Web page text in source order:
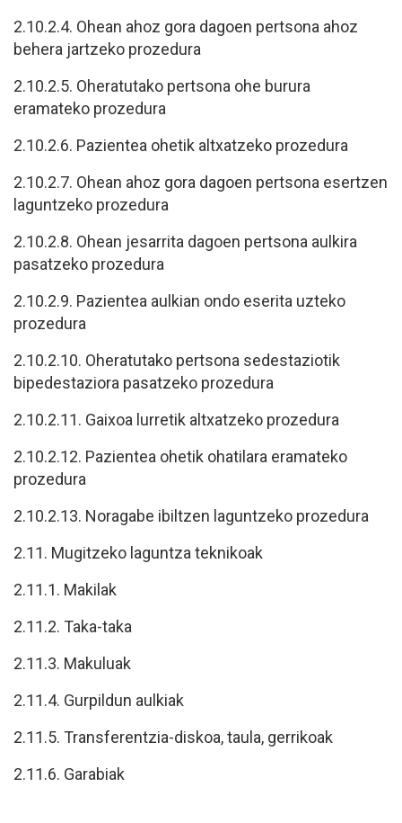
2.10.2.4. Ohean ahoz gora dagoen pertsona ahoz
behera jartzeko prozedura
2.10.2.5. Oheratutako pertsona ohe burura
eramateko prozedura
2.10.2.6. Pazientea ohetik altxatzeko prozedura
2.10.2.7. Ohean ahoz gora dagoen pertsona esertzen
laguntzeko prozedura
2.10.2.8. Ohean jesarrita dagoen pertsona aulkira
pasatzeko prozedura
2.10.2.9. Pazientea aulkian ondo eserita uzteko
prozedura
2.10.2.10. Oheratutako pertsona sedestaziotik
bipedestaziora pasatzeko prozedura
2.10.2.11. Gaixoa lurretik altxatzeko prozedura
2.10.2.12. Pazientea ohetik ohatilara eramateko
prozedura
2.10.2.13. Noragabe ibiltzen laguntzeko prozedura
2.11. Mugitzeko laguntza teknikoak
2.11.1. Makilak
2.11.2. Taka-taka
2.11.3. Makuluak
2.11.4. Gurpildun aulkiak
2.11.5. Transferentzia-diskoa, taula, gerrikoak
2.11.6. Garabiak